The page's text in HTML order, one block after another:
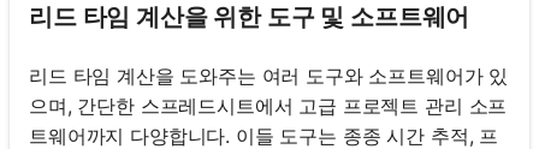
리드 타임 계산을 위한 도구 및 소프트웨어
리드 타임 계산을 도와주는 여러 도구와 소프트웨어가 있
으며, 간단한 스프레드시트에서 고급 프로젝트 관리 소프
트웨어까지 다양합니다. 이들 도구는 종종 시간 추적, 프